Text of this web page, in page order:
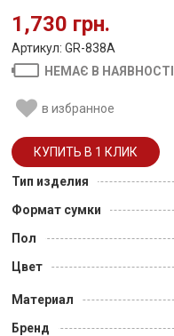
1,730 грн.
Артикул: GR-838A
НЕМАЄ В НАЯВНОСТІ
в избранное
Тип изделия
Формат сумки
Пол
Цвет
Материал
Бренд